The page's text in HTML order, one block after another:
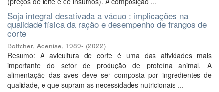
Soja integral desativada a vácuo : implicações na
qualidade física da ração e desempenho de frangos de
corte
Bottcher, Adenise, 1989- (2022)
Resumo: A avicultura de corte é uma das atividades mais
importante do setor de produção de proteína animal. A
alimentação das aves deve ser composta por ingredientes de
qualidade, e que supram as necessidades nutricionais ...